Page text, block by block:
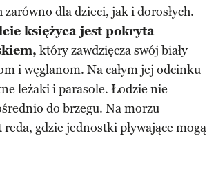
dla dzieci, jak i dorosłych.
księżyca jest pokryta
który zawdzięcza swój biały
i węglanom. Na całym jej odcinku
leżaki i parasole. Łodzie nie
do brzegu. Na morzu
gdzie jednostki pływające mogą